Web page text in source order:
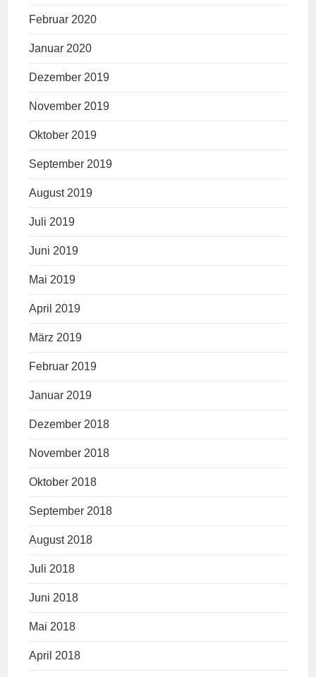
Februar 2020
Januar 2020
Dezember 2019
November 2019
Oktober 2019
September 2019
August 2019
Juli 2019
Juni 2019
Mai 2019
April 2019
März 2019
Februar 2019
Januar 2019
Dezember 2018
November 2018
Oktober 2018
September 2018
August 2018
Juli 2018
Juni 2018
Mai 2018
April 2018